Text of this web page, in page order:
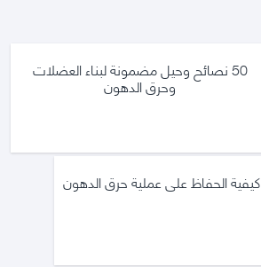
50 نصائح وحيل مضمونة لبناء العضلات
وحرق الدهون
كيفية الحفاظ على عملية حرق الدهون